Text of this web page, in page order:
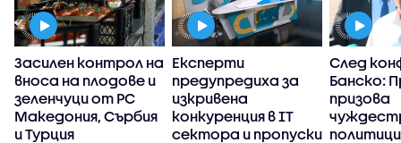
Засилен контрол на
вноса на плодове и
зеленчуци от РС
Македония, Сърбия
и Турция
Експерти
предупредиха за
изкривена
конкуренция в IT
сектора и пропуски
След
Банско:
призова